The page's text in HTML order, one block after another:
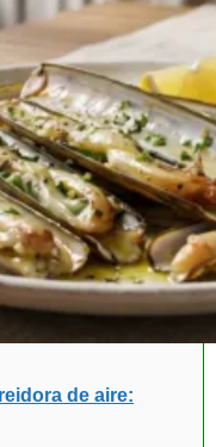
de aire: